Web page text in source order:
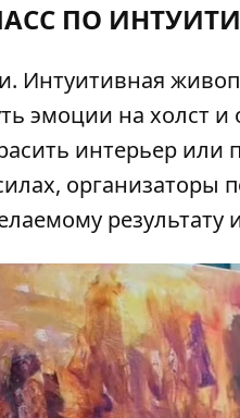
ПО
Интуитивная
эмоции на холст
интерьер или
организаторы
результату